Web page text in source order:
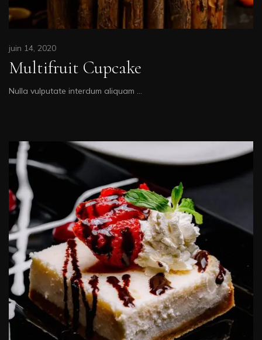
juin 14, 2020
Multifruit Cupcake
Nulla vulputate interdum aliquam …